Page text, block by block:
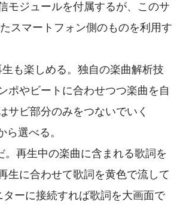
モジュールを付属するが、このサ
スマートフォン側のものを利用す
も楽しめる。独自の楽曲解析技
ポやビートに合わせつつ楽曲を自
サビ部分のみをつないでいく
選べる。
再生中の楽曲に含まれる歌詞を
生に合わせて歌詞を黄色で流して
ーに接続すれば歌詞を大画面で